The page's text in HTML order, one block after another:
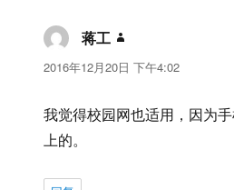
蒋工
道：
2016年12月20日 下午4:02
我觉得校园网也适用，因为
上的。